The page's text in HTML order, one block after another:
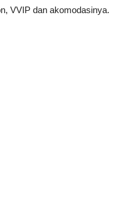
VVIP dan akomodasinya.